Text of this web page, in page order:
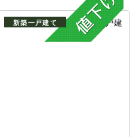
新築一戸建て